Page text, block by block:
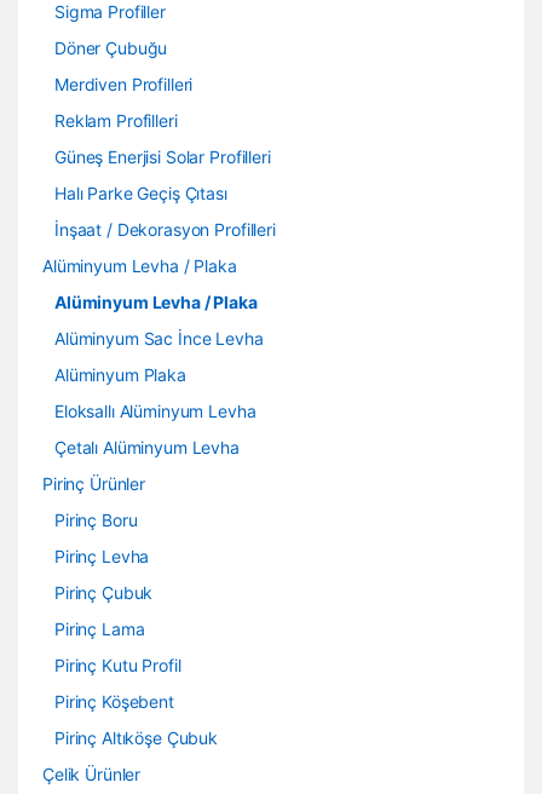
Sigma Profiller
Döner Çubuğu
Merdiven Profilleri
Reklam Profilleri
Güneş Enerjisi Solar Profilleri
Halı Parke Geçiş Çıtası
İnşaat / Dekorasyon Profilleri
Alüminyum Levha / Plaka
Alüminyum Levha / Plaka
Alüminyum Sac İnce Levha
Alüminyum Plaka
Eloksallı Alüminyum Levha
Çetalı Alüminyum Levha
Pirinç Ürünler
Pirinç Boru
Pirinç Levha
Pirinç Çubuk
Pirinç Lama
Pirinç Kutu Profil
Pirinç Köşebent
Pirinç Altıköşe Çubuk
Çelik Ürünler